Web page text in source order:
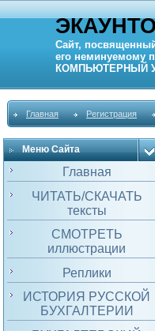
Сайт,
его неминуемому
КОМПЬЮТЕРНЫЙ
Главная Регистрация
Меню Сайта
Главная
ЧИТАТЬ/СКАЧАТЬ
тексты
СМОТРЕТЬ
иллюстрации
Реплики
ИСТОРИЯ РУССКОЙ
БУХГАЛТЕРИИ